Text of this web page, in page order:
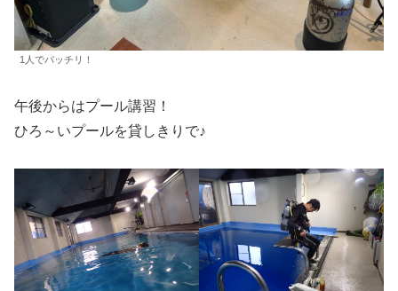
1人でバッチリ！
午後からはプール講習！
ひろ～いプールを貸しきりで♪